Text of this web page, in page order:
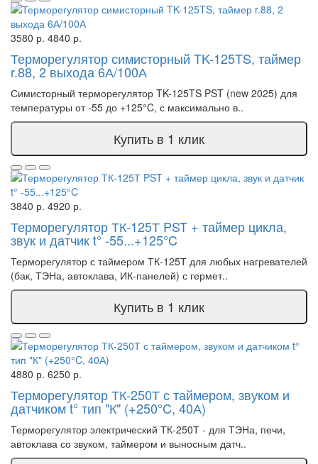
3580 р. 4840 р.
Терморегулятор симисторный TK-125TS, таймер
r.88, 2 выхода 6А/100А
Симисторный терморегулятор TK-125TS PST (new 2025) для
температуры от -55 до +125°C, с максимально в..
Купить в 1 клик
3840 р. 4920 р.
Терморегулятор ТК-125Т PST + таймер цикла,
звук и датчик t° -55...+125°C
Терморегулятор с таймером ТК-125Т для любых нагревателей
(бак, ТЭНа, автоклава, ИК-панелей) с гермет..
Купить в 1 клик
4880 р. 6250 р.
Терморегулятор ТК-250Т с таймером, звуком и
датчиком t° тип "К" (+250°C, 40А)
Терморегулятор электрический ТК-250Т - для ТЭНа, печи,
автоклава со звуком, таймером и выносным датч..